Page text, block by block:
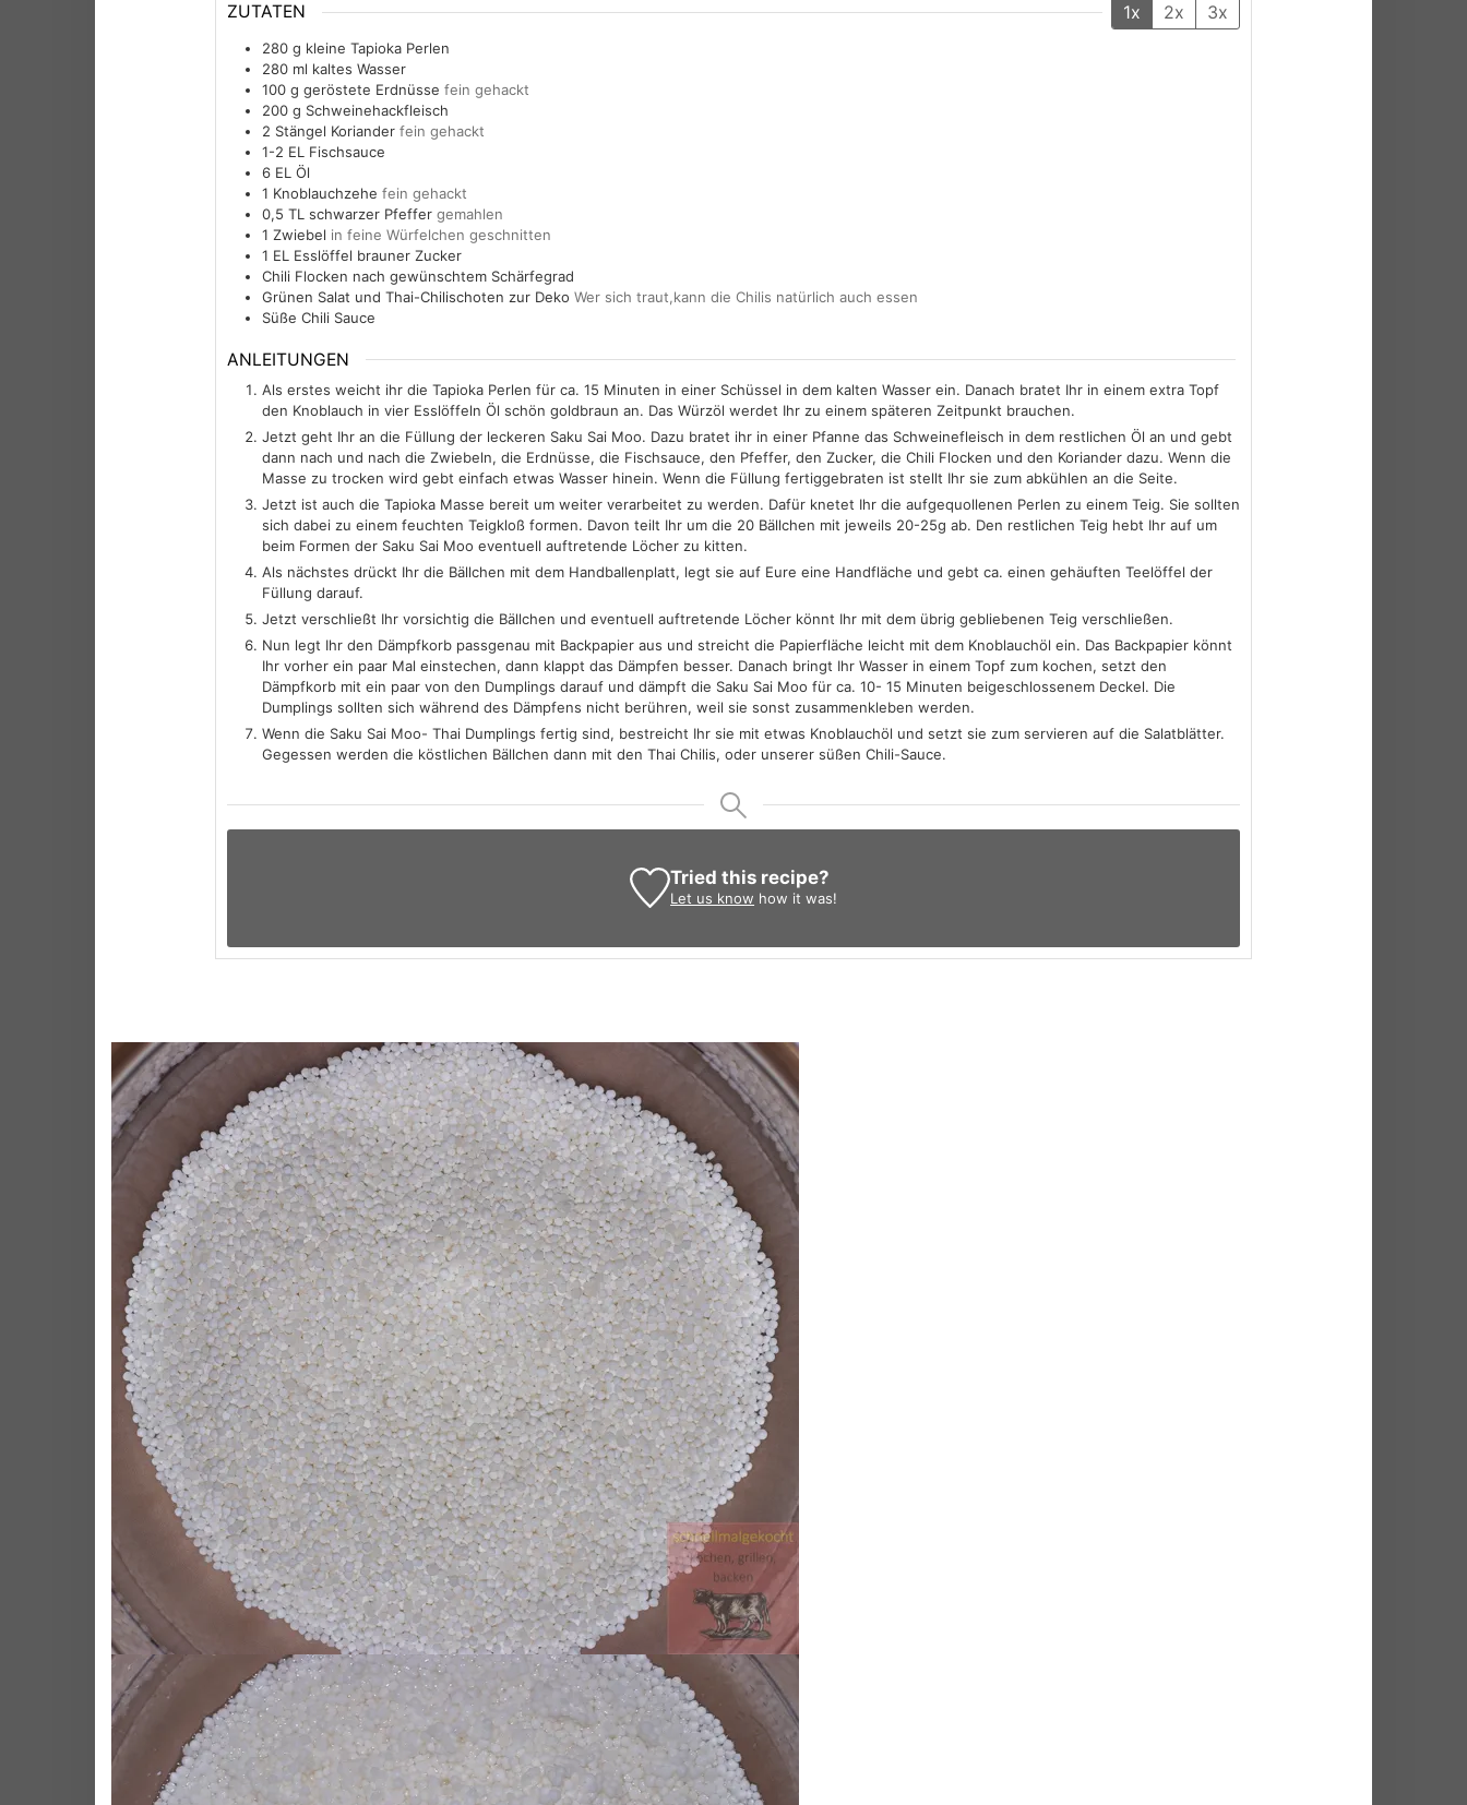
ZUTATEN 1x 2x 3x
280 g kleine Tapioka Perlen
280 ml kaltes Wasser
100 g geröstete Erdnüsse fein gehackt
200 g Schweinehackfleisch
2 Stängel Koriander fein gehackt
1-2 EL Fischsauce
6 EL Öl
1 Knoblauchzehe fein gehackt
0,5 TL schwarzer Pfeffer gemahlen
1 Zwiebel in feine Würfelchen geschnitten
1 EL Esslöffel brauner Zucker
Chili Flocken nach gewünschtem Schärfegrad
Grünen Salat und Thai-Chilischoten zur Deko Wer sich traut,kann die Chilis natürlich auch essen
Süße Chili Sauce
ANLEITUNGEN
Als erstes weicht ihr die Tapioka Perlen für ca. 15 Minuten in einer Schüssel in dem kalten Wasser ein. Danach bratet Ihr in einem extra Topf
den Knoblauch in vier Esslöffeln Öl schön goldbraun an. Das Würzöl werdet Ihr zu einem späteren Zeitpunkt brauchen.
Jetzt geht Ihr an die Füllung der leckeren Saku Sai Moo. Dazu bratet ihr in einer Pfanne das Schweinefleisch in dem restlichen Öl an und gebt
dann nach und nach die Zwiebeln, die Erdnüsse, die Fischsauce, den Pfeffer, den Zucker, die Chili Flocken und den Koriander dazu. Wenn die
Masse zu trocken wird gebt einfach etwas Wasser hinein. Wenn die Füllung fertiggebraten ist stellt Ihr sie zum abkühlen an die Seite.
Jetzt ist auch die Tapioka Masse bereit um weiter verarbeitet zu werden. Dafür knetet Ihr die aufgequollenen Perlen zu einem Teig. Sie sollten
sich dabei zu einem feuchten Teigkloß formen. Davon teilt Ihr um die 20 Bällchen mit jeweils 20-25g ab. Den restlichen Teig hebt Ihr auf um
beim Formen der Saku Sai Moo eventuell auftretende Löcher zu kitten.
Als nächstes drückt Ihr die Bällchen mit dem Handballenplatt, legt sie auf Eure eine Handfläche und gebt ca. einen gehäuften Teelöffel der
Füllung darauf.
Jetzt verschließt Ihr vorsichtig die Bällchen und eventuell auftretende Löcher könnt Ihr mit dem übrig gebliebenen Teig verschließen.
Nun legt Ihr den Dämpfkorb passgenau mit Backpapier aus und streicht die Papierfläche leicht mit dem Knoblauchöl ein. Das Backpapier könnt
Ihr vorher ein paar Mal einstechen, dann klappt das Dämpfen besser. Danach bringt Ihr Wasser in einem Topf zum kochen, setzt den
Dämpfkorb mit ein paar von den Dumplings darauf und dämpft die Saku Sai Moo für ca. 10- 15 Minuten beigeschlossenem Deckel. Die
Dumplings sollten sich während des Dämpfens nicht berühren, weil sie sonst zusammenkleben werden.
Wenn die Saku Sai Moo- Thai Dumplings fertig sind, bestreicht Ihr sie mit etwas Knoblauchöl und setzt sie zum servieren auf die Salatblätter.
Gegessen werden die köstlichen Bällchen dann mit den Thai Chilis, oder unserer süßen Chili-Sauce.
Tried this recipe?
Let us know how it was!